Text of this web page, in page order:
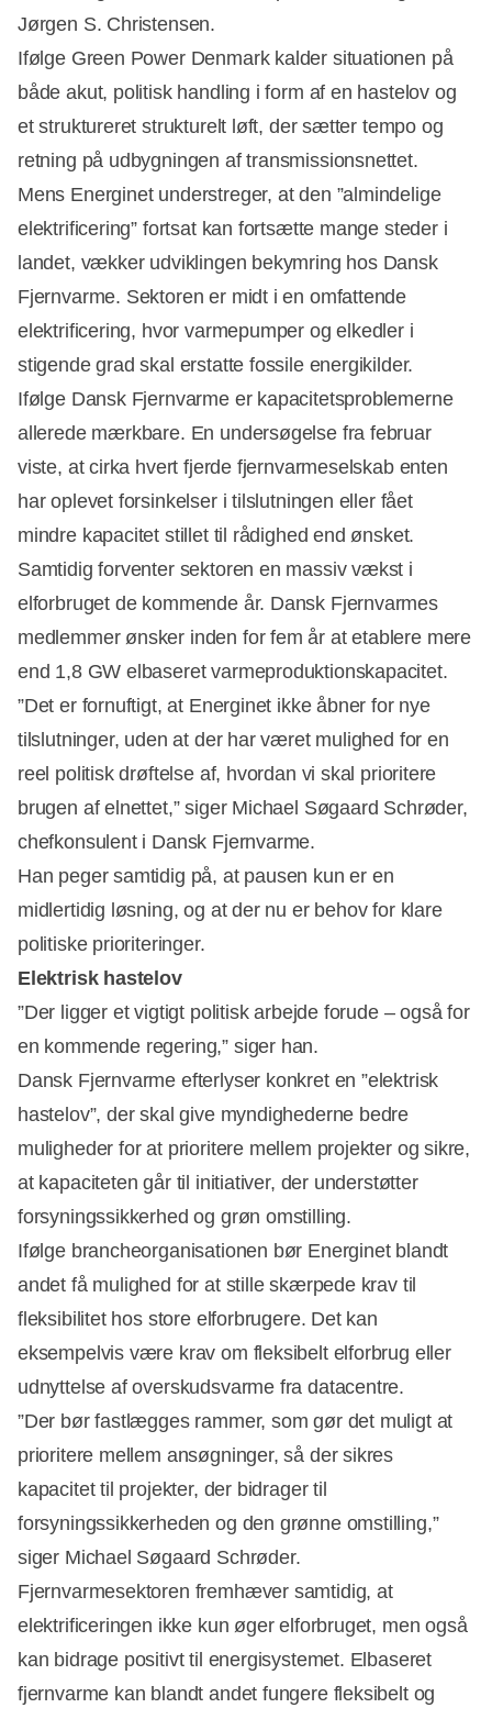
Jørgen S. Christensen.
Ifølge Green Power Denmark kalder situationen på
både akut, politisk handling i form af en hastelov og
et struktureret strukturelt løft, der sætter tempo og
retning på udbygningen af transmissionsnettet.
Mens Energinet understreger, at den ”almindelige
elektrificering” fortsat kan fortsætte mange steder i
landet, vækker udviklingen bekymring hos Dansk
Fjernvarme. Sektoren er midt i en omfattende
elektrificering, hvor varmepumper og elkedler i
stigende grad skal erstatte fossile energikilder.
Ifølge Dansk Fjernvarme er kapacitetsproblemerne
allerede mærkbare. En undersøgelse fra februar
viste, at cirka hvert fjerde fjernvarmeselskab enten
har oplevet forsinkelser i tilslutningen eller fået
mindre kapacitet stillet til rådighed end ønsket.
Samtidig forventer sektoren en massiv vækst i
elforbruget de kommende år. Dansk Fjernvarmes
medlemmer ønsker inden for fem år at etablere mere
end 1,8 GW elbaseret varmeproduktionskapacitet.
”Det er fornuftigt, at Energinet ikke åbner for nye
tilslutninger, uden at der har været mulighed for en
reel politisk drøftelse af, hvordan vi skal prioritere
brugen af elnettet,” siger Michael Søgaard Schrøder,
chefkonsulent i Dansk Fjernvarme.
Han peger samtidig på, at pausen kun er en
midlertidig løsning, og at der nu er behov for klare
politiske prioriteringer.
Elektrisk hastelov
”Der ligger et vigtigt politisk arbejde forude – også for
en kommende regering,” siger han.
Dansk Fjernvarme efterlyser konkret en ”elektrisk
hastelov”, der skal give myndighederne bedre
muligheder for at prioritere mellem projekter og sikre,
at kapaciteten går til initiativer, der understøtter
forsyningssikkerhed og grøn omstilling.
Ifølge brancheorganisationen bør Energinet blandt
andet få mulighed for at stille skærpede krav til
fleksibilitet hos store elforbrugere. Det kan
eksempelvis være krav om fleksibelt elforbrug eller
udnyttelse af overskudsvarme fra datacentre.
”Der bør fastlægges rammer, som gør det muligt at
prioritere mellem ansøgninger, så der sikres
kapacitet til projekter, der bidrager til
forsyningssikkerheden og den grønne omstilling,”
siger Michael Søgaard Schrøder.
Fjernvarmesektoren fremhæver samtidig, at
elektrificeringen ikke kun øger elforbruget, men også
kan bidrage positivt til energisystemet. Elbaseret
fjernvarme kan blandt andet fungere fleksibelt og